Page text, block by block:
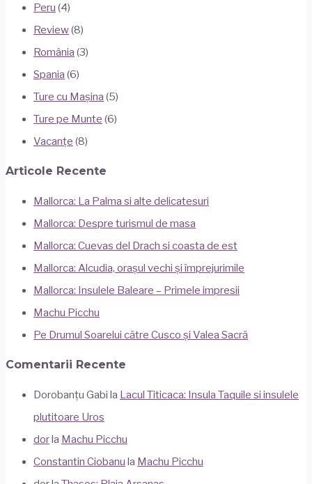
Peru (4)
Review(8)
România (3)
Spania (6)
Ture cu Mașina (5)
Ture pe Munte (6)
Vacanțe (8)
Articole Recente
Mallorca: La Palma si alte delicatesuri
Mallorca: Despre turismul de masa
Mallorca: Cuevas del Drach si coasta de est
Mallorca: Alcudia, orașul vechi și împrejurimile
Mallorca: Insulele Baleare – Primele impresii
Machu Picchu
Pe Drumul Soarelui către Cusco și Valea Sacră
Comentarii Recente
Dorobanțu Gabi la Lacul Titicaca: Insula Taquile si insulele
plutitoare Uros
dor la Machu Picchu
Constantin Ciobanu la Machu Picchu